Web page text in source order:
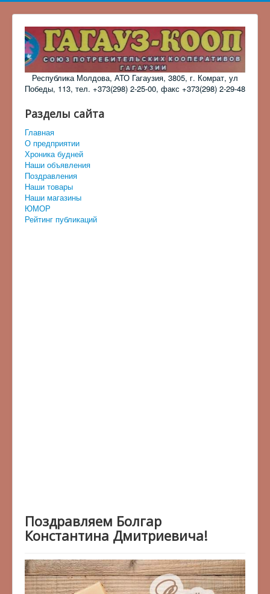
Республика Молдова, АТО Гагаузия, 3805, г. Комрат, ул
Победы, 113, тел. +373(298) 2-25-00, факс +373(298) 2-29-48
Разделы сайта
Главная
О предприятии
Хроника будней
Наши объявления
Поздравления
Наши товары
Наши магазины
ЮМОР
Рейтинг публикаций
Поздравляем Болгар
Константина Дмитриевича!